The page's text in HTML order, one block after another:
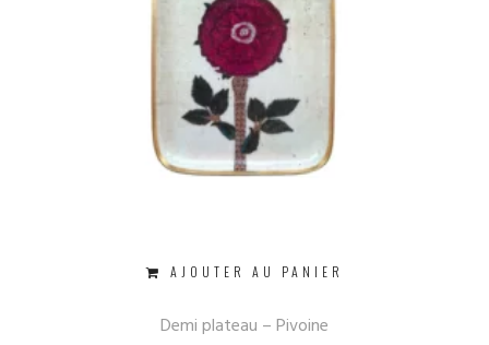
AJOUTER AU PANIER
Demi plateau – Pivoine